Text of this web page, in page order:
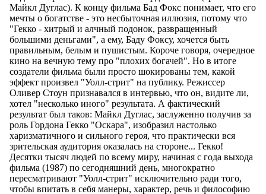
Майкл Дуглас). К концу фильма Бад Фокс понимает, что его
мечты о богатстве - это несбыточная иллюзия, потому что
"Гекко - хитрый и алчный подонок, развращенный
большими деньгами", а ему, Баду Фоксу, хочется быть
правильным, белым и пушистым. Короче говоря, очередное
кино на вечную тему про "плохих богачей". Но в итоге
создатели фильма были просто шокированы тем, какой
эффект произвел "Уолл-стрит" на публику. Режиссер
Оливер Стоун признавался в интервью, что он, видите ли,
хотел "несколько иного" результата. А фактический
результат был таков: Майкл Дуглас, заслуженно получив за
роль Гордона Гекко "Оскара", изобразил настолько
харизматичного и сильного героя, что практически вся
зрительская аудитория оказалась на стороне... Гекко!
Десятки тысяч людей по всему миру, начиная с года выхода
фильма (1987) по сегодняшний день, многократно
пересматривают "Уолл-стрит" исключительно ради того,
чтобы впитать в себя манеры, характер, речь и философию